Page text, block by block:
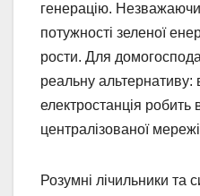
генерацію. Незважаючи
потужності зеленої
рости. Для
реальну альтернативу:
електростанція
централізованої
Розумні лічильники та